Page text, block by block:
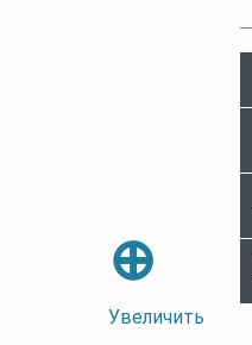
⊕
Увеличить